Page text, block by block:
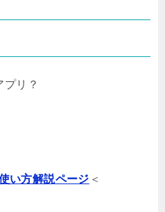
プリ？
い方解説ページ ＜